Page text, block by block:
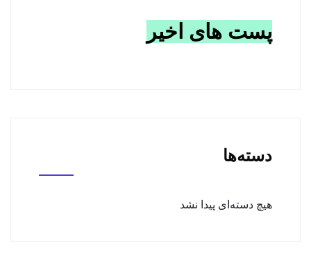
پست های اخیر
دسته‌ها
هیچ دسته‌ای پیدا نشد